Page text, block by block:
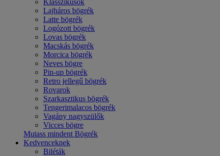
Klasszikusok
Lajháros bögrék
Latte bögrék
Logózott bögrék
Lovas bögrék
Macskás bögrék
Morcica bögrék
Neves bögre
Pin-up bögrék
Retro jellegű bögrék
Rovarok
Szarkasztikus bögrék
Tengerimalacos bögrék
Vagány nagyszülők
Vicces bögre
Mutass mindent Bögrék
Kedvenceknek
Biléták